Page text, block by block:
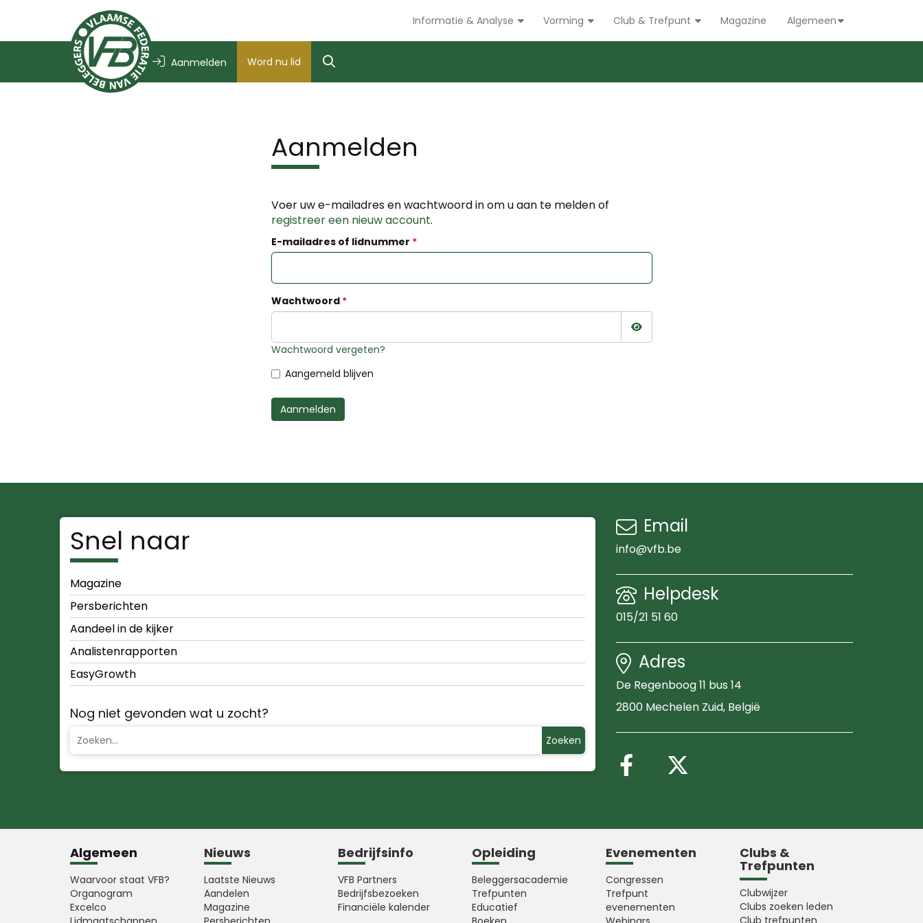
Informatie & Analyse Vorming Club & Trefpunt Magazine Algemeen
Aanmelden Word nu lid
Aanmelden
Voer uw e-mailadres en wachtwoord in om u aan te melden of
registreer een nieuw account.
E-mailadres of lidnummer
Wachtwoord
Wachtwoord tonen
Wachtwoord vergeten?
Aangemeld blijven
Aanmelden
Snel naar
Magazine
Persberichten
Aandeel in de kijker
Analistenrapporten
EasyGrowth
Nog niet gevonden wat u zocht?
Zoeken
Email
info@vfb.be
Helpdesk
015/21 51 60
Adres
De Regenboog 11 bus 14
2800 Mechelen Zuid, België
Volg ons op Facebook
Algemeen
Waarvoor staat VFB?
Organogram
Excelco
Nieuws
Laatste Nieuws
Aandelen
Magazine
Bedrijfsinfo
VFB Partners
Bedrijfsbezoeken
Financiële kalender
Opleiding
Beleggersacademie
Trefpunten
Educatief
Evenementen
Congressen
Trefpunt
evenementen
Clubs &
Trefpunten
Clubwijzer
Clubs zoeken leden
Club trefpunten